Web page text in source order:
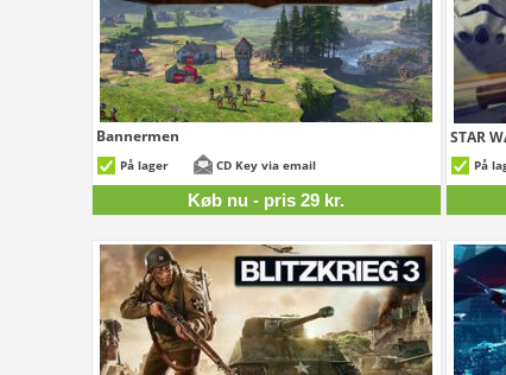
Bannermen
På lager CD Key via email
Køb nu - pris 29 kr.
STAR
På